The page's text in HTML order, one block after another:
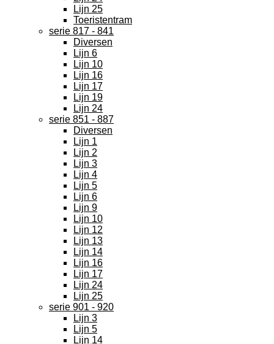
Lijn 25
Toeristentram
serie 817 - 841
Diversen
Lijn 6
Lijn 10
Lijn 16
Lijn 17
Lijn 19
Lijn 24
serie 851 - 887
Diversen
Lijn 1
Lijn 2
Lijn 3
Lijn 4
Lijn 5
Lijn 6
Lijn 9
Lijn 10
Lijn 12
Lijn 13
Lijn 14
Lijn 16
Lijn 17
Lijn 24
Lijn 25
serie 901 - 920
Lijn 3
Lijn 5
Lijn 14